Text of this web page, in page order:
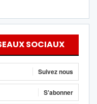
SOCIAUX
Suivez nous
S'abonner